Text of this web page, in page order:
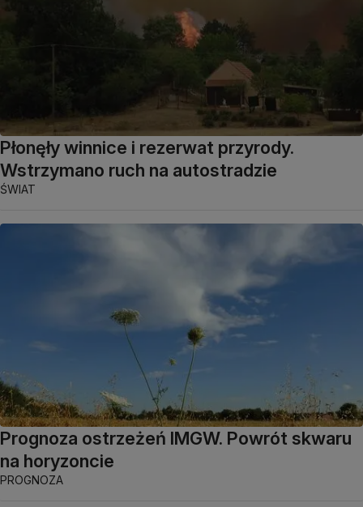
Płonęły winnice i rezerwat przyrody.
Wstrzymano ruch na autostradzie
ŚWIAT
Prognoza ostrzeżeń IMGW. Powrót skwaru
na horyzoncie
PROGNOZA